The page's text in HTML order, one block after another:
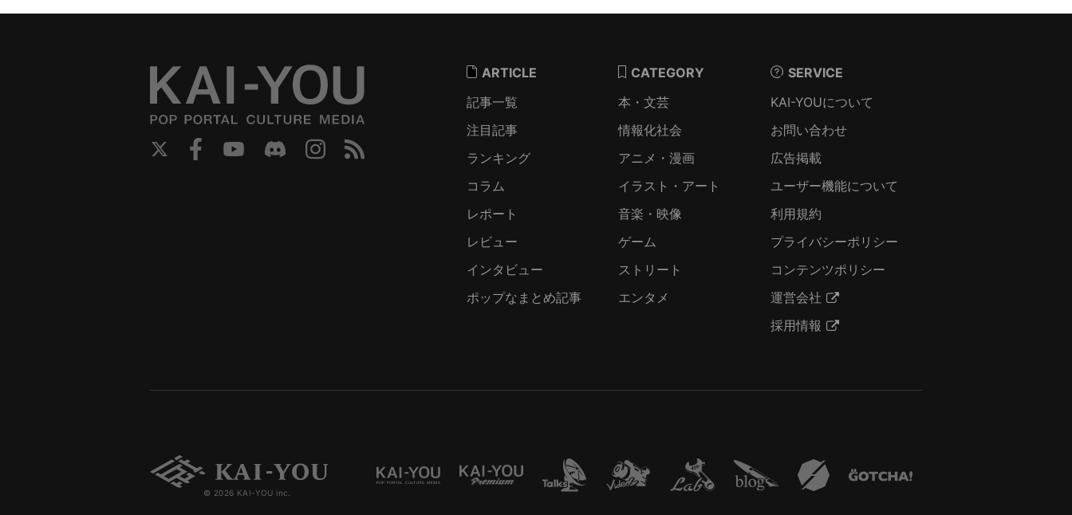
ARTICLE
記事一覧
注目記事
ランキング
コラム
レポート
レビュー
インタビュー
ポップなまとめ記事
CATEGORY
本・文芸
情報化社会
アニメ・漫画
イラスト・アート
音楽・映像
ゲーム
ストリート
エンタメ
SERVICE
KAI-YOUについて
お問い合わせ
広告掲載
ユーザー機能について
利用規約
プライバシーポリシー
コンテンツポリシー
運営会社
採用情報
© 2026 KAI-YOU inc.